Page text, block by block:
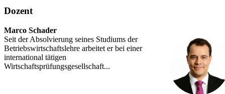
Dozent
Marco Schader
Seit der Absolvierung seines Studiums der
Betriebswirtschaftslehre arbeitet er bei einer
international tätigen
Wirtschaftsprüfungsgesellschaft...